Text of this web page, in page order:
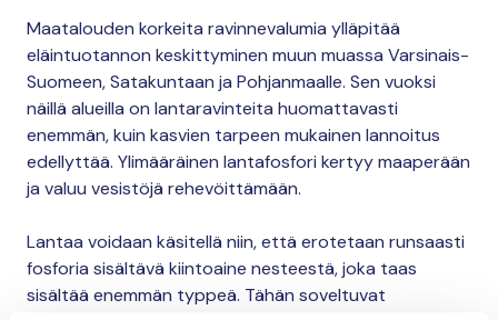
Maatalouden korkeita ravinnevalumia ylläpitää
eläintuotannon keskittyminen muun muassa Varsinais-
Suomeen, Satakuntaan ja Pohjanmaalle. Sen vuoksi
näillä alueilla on lantaravinteita huomattavasti
enemmän, kuin kasvien tarpeen mukainen lannoitus
edellyttää. Ylimääräinen lantafosfori kertyy maaperään
ja valuu vesistöjä rehevöittämään.
Lantaa voidaan käsitellä niin, että erotetaan runsaasti
fosforia sisältävä kiintoaine nesteestä, joka taas
sisältää enemmän typpeä. Tähän soveltuvat